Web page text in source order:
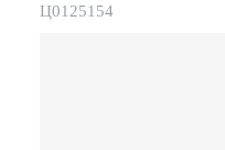
Ц0125154